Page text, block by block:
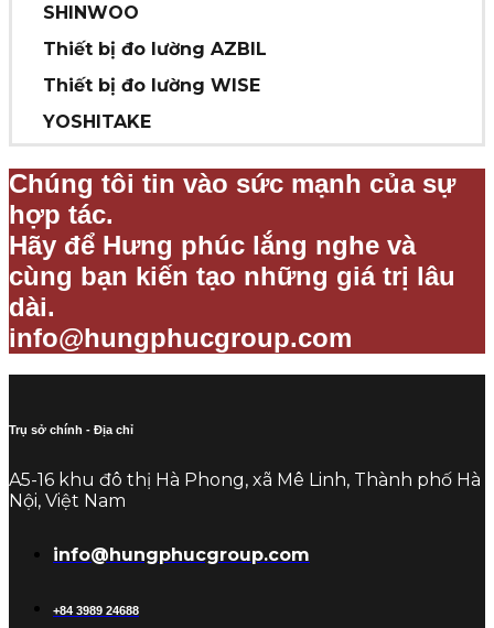
SHINWOO
Thiết bị đo lường AZBIL
Thiết bị đo lường WISE
YOSHITAKE
Chúng tôi tin vào sức mạnh của sự
hợp tác.
Hãy để Hưng phúc lắng nghe và
cùng bạn kiến tạo những giá trị lâu
dài.
info@hungphucgroup.com
Trụ sở chính - Địa chỉ
A5-16 khu đô thị Hà Phong, xã Mê Linh, Thành phố Hà
Nội, Việt Nam
info@hungphucgroup.com
+84 3989 24688